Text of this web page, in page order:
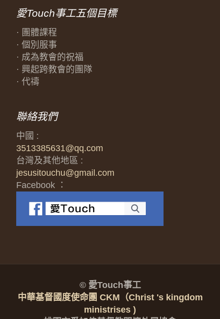
愛Touch事工五個目標
· 團體課程
· 個別服事
· 成為教會的祝福
· 興起跨教會的團隊
· 代禱
聯絡我們
中國 :
3513385631@qq.com
台灣及其他地區 :
jesusitouchu@gmail.com
Facebook ：
© 愛Touch事工
中華基督國度使命團 CKM（Christ 's kingdom
ministrises )